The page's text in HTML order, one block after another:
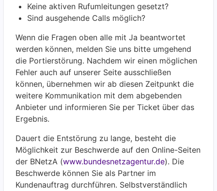
Keine aktiven Rufumleitungen gesetzt?
Sind ausgehende Calls möglich?
Wenn die Fragen oben alle mit Ja beantwortet
werden können, melden Sie uns bitte umgehend
die Portierstörung. Nachdem wir einen möglichen
Fehler auch auf unserer Seite ausschließen
können, übernehmen wir ab diesen Zeitpunkt die
weitere Kommunikation mit dem abgebenden
Anbieter und informieren Sie per Ticket über das
Ergebnis.
Dauert die Entstörung zu lange, besteht die
Möglichkeit zur Beschwerde auf den Online-Seiten
der BNetzA (www.bundesnetzagentur.de). Die
Beschwerde können Sie als Partner im
Kundenauftrag durchführen. Selbstverständlich